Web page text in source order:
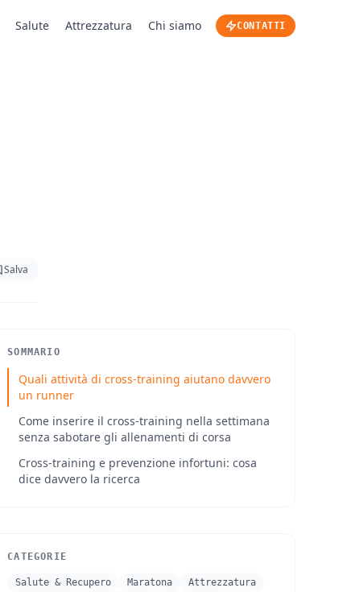
Salute Attrezzatura Chi siamo CONTATTI
Salva
SOMMARIO
Quali attività di cross-training aiutano davvero
un runner
Come inserire il cross-training nella settimana
senza sabotare gli allenamenti di corsa
Cross-training e prevenzione infortuni: cosa
dice davvero la ricerca
CATEGORIE
Salute & Recupero Maratona
Attrezzatura